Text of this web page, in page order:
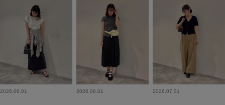
2026.08.01 2026.08.01 2026.07.31